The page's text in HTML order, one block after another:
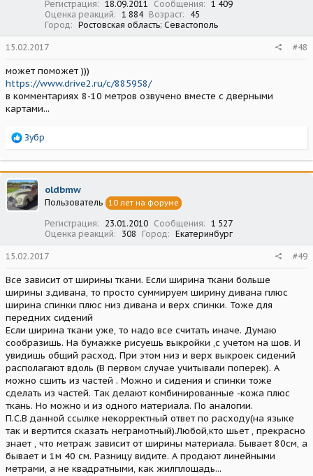
Регистрация
18.09.2011 Сообщения
1 409
Оценка реакций
1 884 Возраст
45
Город
Ростовская область; Севастополь
15.02.2017 #48
может поможет )))
https://www.drive2.ru/c/885958/
в комментариях 8-10 метров озвучено вместе с дверными
картами...
Р
а
к
ц
и
и
Зубр
oldbmw
Пользователь 10 лет на форуме
Регистрация 23.01.2010 Сообщения
1 527
Оценка реакций
308 Город Екатеринбург
15.02.2017 #49
Все зависит от ширины ткани. Если ширина ткани больше
ширины з.дивана, то просто суммируем ширину дивана плюс
ширина спинки плюс низ дивана и верх спинки. Тоже для
передних сидений
Если ширина ткани уже, то надо все считать иначе. Думаю
сообразишь. На бумажке рисуешь выкройки ,с учетом на шов. И
увидишь общий расход. При этом низ и верх выкроек сидений
располагают вдоль (В первом случае учитывали поперек). А
можно сшить из частей . Можно и сидения и спинки тоже
сделать из частей. Так делают комбинированные -кожа плюс
ткань. Но можно и из одного материала. По аналогии.
П.С.В данной ссылке некорректный ответ по расходу(на языке
так и вертится сказать неграмотный).Любой,кто шьет , прекрасно
знает , что метраж зависит от ширины материала. Бывает 80см, а
бывает и 1м 40 см. Разницу видите. А продают линейными
метрами, а не квадратными, как жилплощадь...